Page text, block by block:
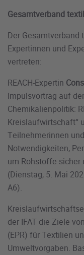
Gesamtverband
Der
Expertinnen und
vertreten:
REACH-Expertin
Impulsvortrag auf
Chemikalienpolitik:
Kreislaufwirtschaft“
Teilnehmerinnen
Notwendigkeiten,
um Rohstoffe
(Dienstag, 5. Mai
A6).
der IFAT die Ziele
(EPR) für Textilien
Umweltvorgaben.